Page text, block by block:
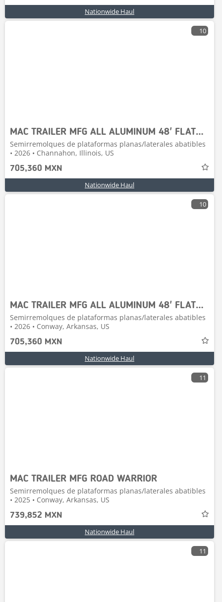
Nationwide Haul
10
MAC TRAILER MFG ALL ALUMINUM 48' FLATBED W/TOOLBOX
Semirremolques de plataformas planas/laterales abatibles
• 2026 • Channahon, Illinois, US
705,360 MXN
Nationwide Haul
10
MAC TRAILER MFG ALL ALUMINUM 48' FLATBED W/TOOLBOX
Semirremolques de plataformas planas/laterales abatibles
• 2026 • Conway, Arkansas, US
705,360 MXN
Nationwide Haul
11
MAC TRAILER MFG ROAD WARRIOR
Semirremolques de plataformas planas/laterales abatibles
• 2025 • Conway, Arkansas, US
739,852 MXN
Nationwide Haul
11